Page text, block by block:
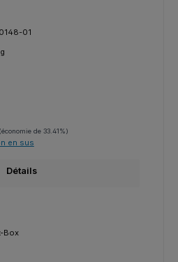
01
(économie de 33.41%)
en sus
Détails